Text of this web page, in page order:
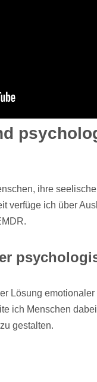
ihre
verfüge ich über
Lösung
ich Menschen
gestalten.